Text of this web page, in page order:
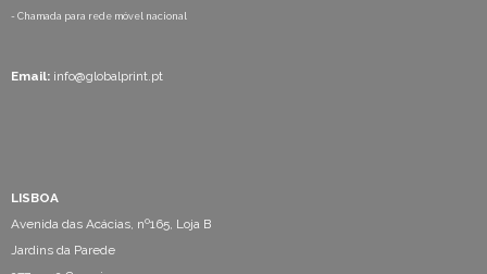
- Chamada para rede móvel nacional
Email: info@globalprint.pt
LISBOA
Avenida das Acácias, nº165, Loja B
Jardins da Parede